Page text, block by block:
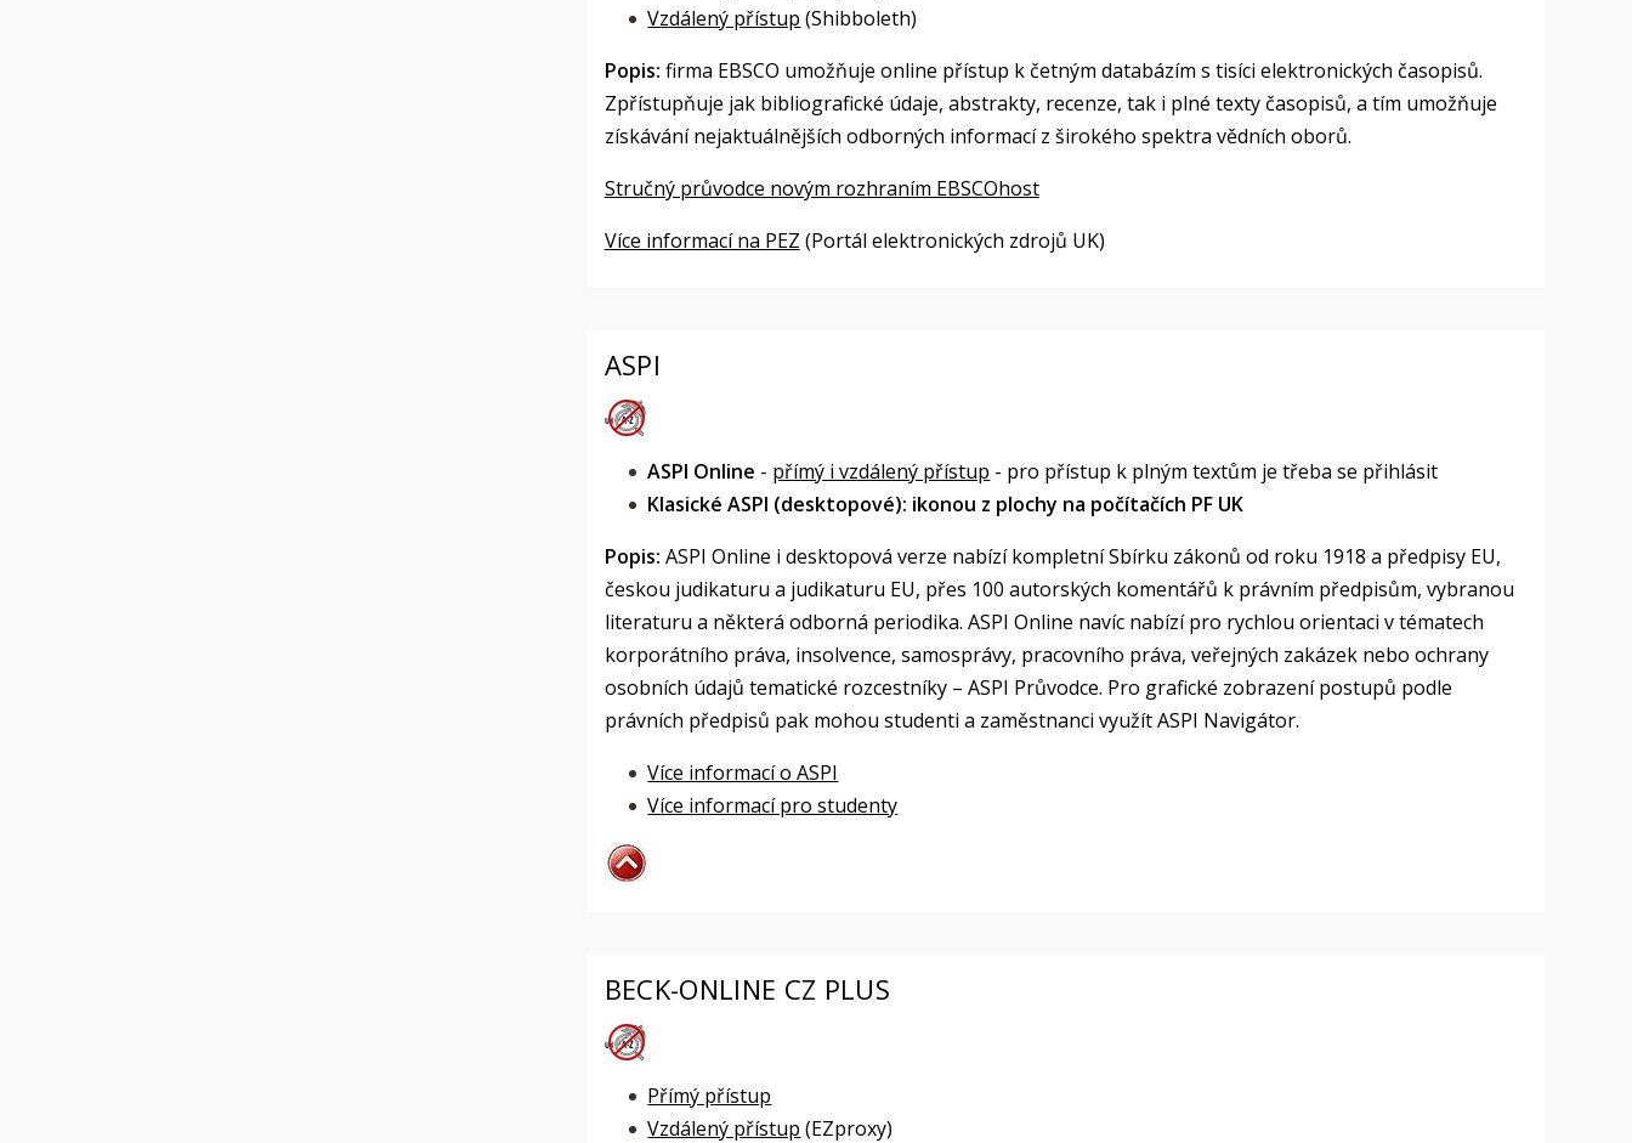
Vzdálený přístup (Shibboleth)
Popis: firma EBSCO umožňuje online přístup k četným databázím s tisíci elektronických časopisů.
Zpřístupňuje jak bibliografické údaje, abstrakty, recenze, tak i plné texty časopisů, a tím umožňuje
získávání nejaktuálnějších odborných informací z širokého spektra vědních oborů.
Stručný průvodce novým rozhraním EBSCOhost
Více informací na PEZ (Portál elektronických zdrojů UK)
ASPI
ASPI Online - přímý i vzdálený přístup - pro přístup k plným textům je třeba se přihlásit
Klasické ASPI (desktopové): ikonou z plochy na počítačích PF UK
Popis: ASPI Online i desktopová verze nabízí kompletní Sbírku zákonů od roku 1918 a předpisy EU,
českou judikaturu a judikaturu EU, přes 100 autorských komentářů k právním předpisům, vybranou
literaturu a některá odborná periodika. ASPI Online navíc nabízí pro rychlou orientaci v tématech
korporátního práva, insolvence, samosprávy, pracovního práva, veřejných zakázek nebo ochrany
osobních údajů tematické rozcestníky – ASPI Průvodce. Pro grafické zobrazení postupů podle
právních předpisů pak mohou studenti a zaměstnanci využít ASPI Navigátor.
Více informací o ASPI
Více informací pro studenty
BECK-ONLINE CZ PLUS
Přímý přístup
Vzdálený přístup (EZproxy)